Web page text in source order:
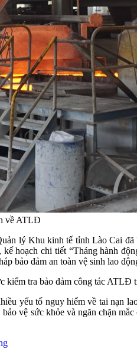
về ATLĐ
lý Khu kinh tế tỉnh Lào Cai
hoạch chi tiết “Tháng hành
bảo đảm an toàn vệ sinh lao
kiểm tra bảo đảm công tác
yếu tố nguy hiểm về tai nạn
vệ sức khỏe và ngăn chặn